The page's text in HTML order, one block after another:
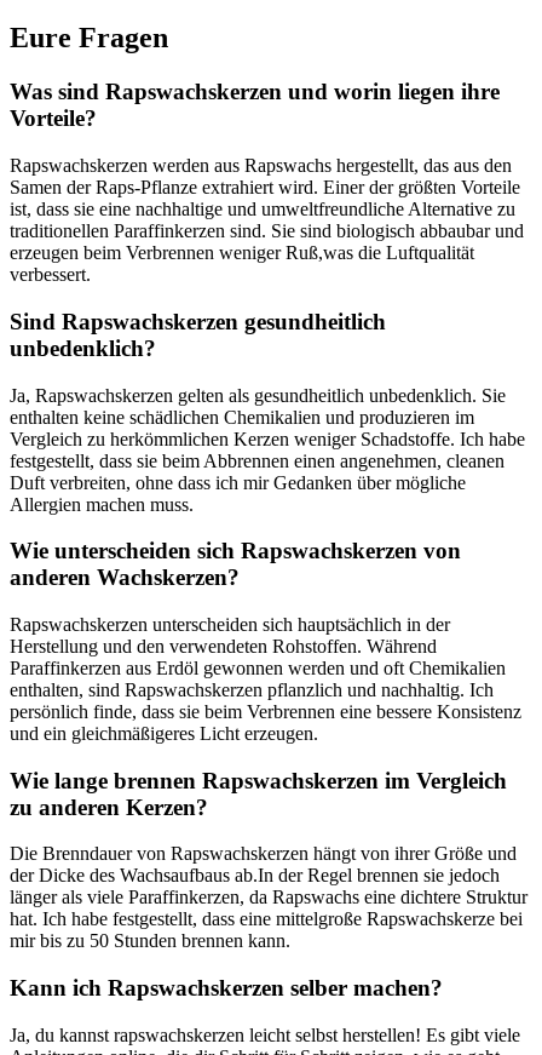
Eure Fragen
Was sind Rapswachskerzen und worin liegen ihre
Vorteile?
Rapswachskerzen werden ⁤aus Rapswachs hergestellt, das aus den
Samen der⁣ Raps-Pflanze extrahiert wird. Einer⁢ der größten Vorteile
ist, dass sie eine nachhaltige und umweltfreundliche Alternative zu
traditionellen Paraffinkerzen sind. Sie sind biologisch abbaubar und
erzeugen beim Verbrennen weniger Ruß,was die Luftqualität
verbessert.
Sind Rapswachskerzen gesundheitlich
‍unbedenklich?
Ja,​ Rapswachskerzen gelten als⁣ gesundheitlich unbedenklich. Sie
enthalten keine schädlichen‍ Chemikalien und produzieren im
Vergleich zu herkömmlichen​ Kerzen weniger Schadstoffe. Ich habe
festgestellt, dass sie beim Abbrennen einen ‍angenehmen, cleanen
Duft ‍verbreiten, ohne dass ich ⁣mir Gedanken über ‌mögliche
Allergien machen muss.
Wie unterscheiden sich Rapswachskerzen von
anderen Wachskerzen?
Rapswachskerzen​ unterscheiden sich hauptsächlich⁢ in der
Herstellung und den verwendeten Rohstoffen. Während
Paraffinkerzen aus ⁤Erdöl gewonnen werden und oft Chemikalien
enthalten, sind ⁣Rapswachskerzen pflanzlich und nachhaltig. Ich
persönlich finde, dass sie beim Verbrennen eine bessere Konsistenz
und ⁢ein ⁢gleichmäßigeres Licht erzeugen.
Wie‌ lange brennen ​Rapswachskerzen im Vergleich
⁣zu anderen Kerzen?
Die Brenndauer von Rapswachskerzen hängt von ihrer Größe und
der Dicke⁢ des Wachsaufbaus ab.In‍ der‌ Regel brennen sie jedoch
‍länger als viele Paraffinkerzen, ‌da Rapswachs eine dichtere Struktur
hat. Ich ​habe festgestellt, dass eine mittelgroße Rapswachskerze bei
mir bis zu 50 Stunden brennen kann.
Kann ich Rapswachskerzen selber machen?
Ja, ⁢du kannst rapswachskerzen leicht selbst‌ herstellen! Es ⁣gibt viele‌